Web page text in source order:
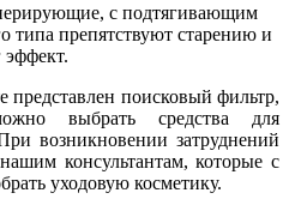
с подтягивающим
типа препятствуют старению и
представлен поисковый фильтр,
выбрать средства для
возникновении затруднений
консультантам, которые с
уходовую косметику.